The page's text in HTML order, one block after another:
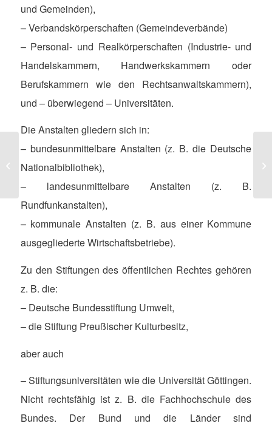
und Gemeinden),
– Verbandskörperschaften (Gemeindeverbände)
– Personal- und Realkörperschaften (Industrie- und
Handelskammern, Handwerkskammern oder
Berufskammern wie den Rechtsanwaltskammern),
und – überwiegend – Universitäten.
Die Anstalten gliedern sich in:
– bundesunmittelbare Anstalten (z. B. die Deutsche
Nationalbibliothek),
– landesunmittelbare Anstalten (z. B.
Rundfunkanstalten),
– kommunale Anstalten (z. B. aus einer Kommune
ausgegliederte Wirtschaftsbetriebe).
Zu den Stiftungen des öffentlichen Rechtes gehören
z. B. die:
– Deutsche Bundesstiftung Umwelt,
– die Stiftung Preußischer Kulturbesitz,
aber auch
– Stiftungsuniversitäten wie die Universität Göttingen.
Nicht rechtsfähig ist z. B. die Fachhochschule des
Bundes. Der Bund und die Länder sind
Insolvenzverwalter